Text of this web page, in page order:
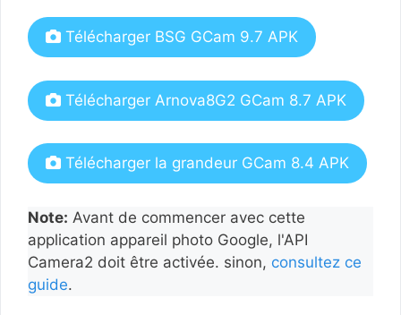
Télécharger BSG GCam 9.7 APK
Télécharger Arnova8G2 GCam 8.7 APK
Télécharger la grandeur GCam 8.4 APK
Note: Avant de commencer avec cette
application appareil photo Google, l'API
Camera2 doit être activée. sinon, consultez ce
guide.